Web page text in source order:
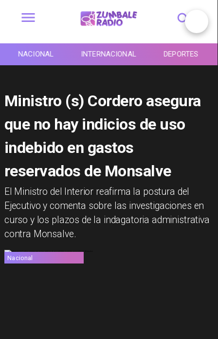
NACIONAL INTERNACIONAL DEPORTES
Ministro (s) Cordero asegura
que no hay indicios de uso
indebido en gastos
reservados de Monsalve
El Ministro del Interior reafirma la postura del
Ejecutivo y comenta sobre las investigaciones en
curso y los plazos de la indagatoria administrativa
contra Monsalve.
Nacional